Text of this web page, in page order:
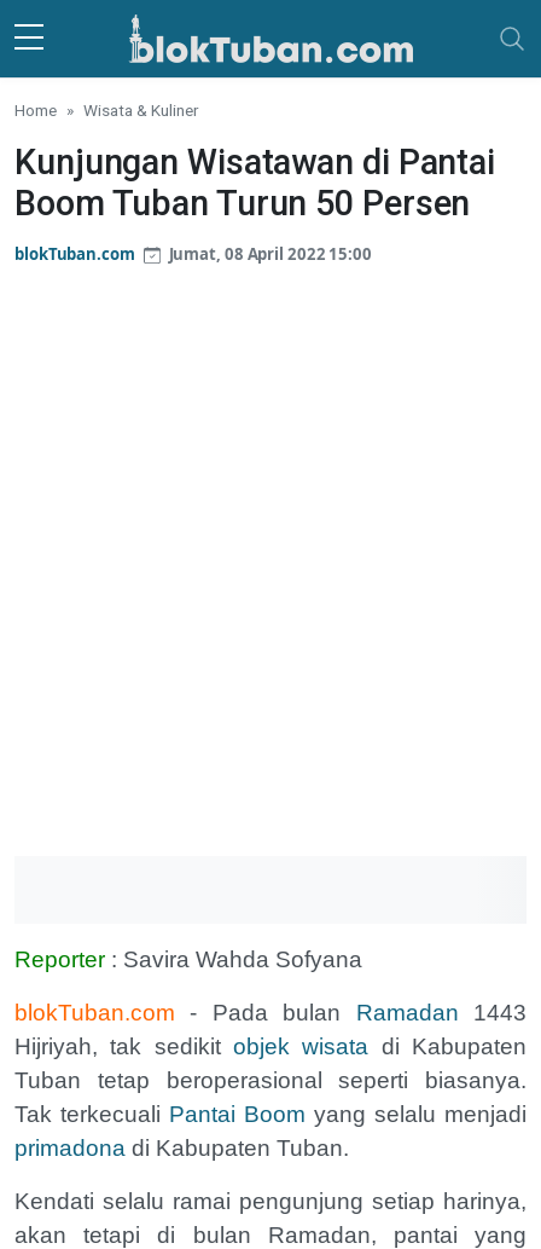
Skip to main content
Home Wisata & Kuliner
Kunjungan Wisatawan di Pantai
Boom Tuban Turun 50 Persen
blokTuban.com Jumat, 08 April 2022 15:00
Reporter : Savira Wahda Sofyana
blokTuban.com - Pada bulan Ramadan 1443
Hijriyah, tak sedikit objek wisata di Kabupaten
Tuban tetap beroperasional seperti biasanya.
Tak terkecuali Pantai Boom yang selalu menjadi
primadona di Kabupaten Tuban.
Kendati selalu ramai pengunjung setiap harinya,
akan tetapi di bulan Ramadan, pantai yang